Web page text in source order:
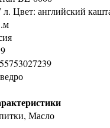
Цвет: английский
Масло